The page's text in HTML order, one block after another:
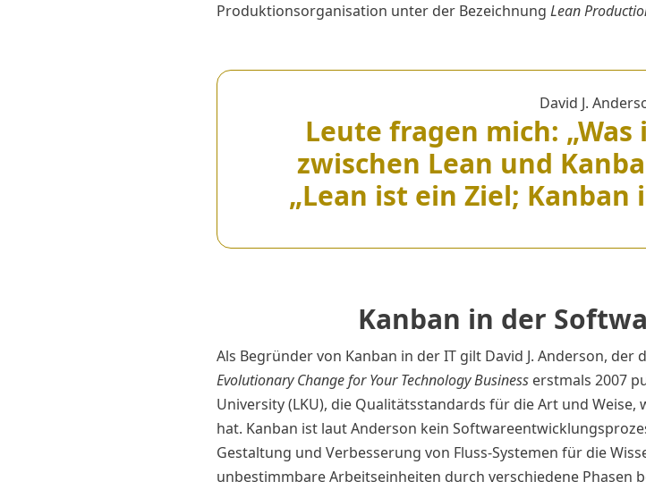
Produktionsorganisation unter der Bezeichnung Lean
David J.
Leute fragen mich:
zwischen Lean und
„Lean ist ein Ziel;
Kanban in der
Als Begründer von Kanban in der IT gilt David J. Anderson, der
Evolutionary Change for Your Technology Businesserstmals 2007
University (LKU), die Qualitätsstandards für die Art und
hat. Kanban ist laut Anderson kein
Gestaltung und Verbesserung von Fluss-Systemen für die
unbestimmbare Arbeitseinheiten durch verschiedene Phasen